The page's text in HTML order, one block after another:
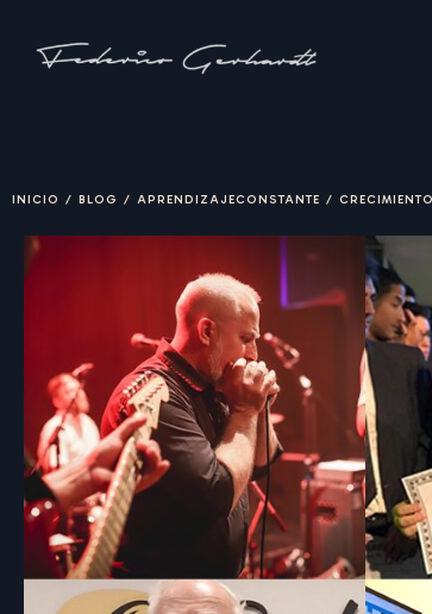
INICIO / BLOG / APRENDIZAJECONSTANTE /